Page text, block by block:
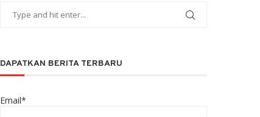
DAPATKAN BERITA TERBARU
Email*